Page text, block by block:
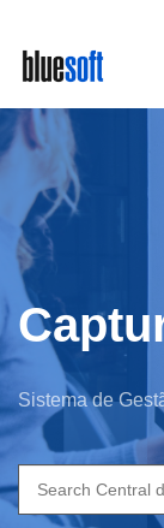
main
content
Sistema de
Search
for: